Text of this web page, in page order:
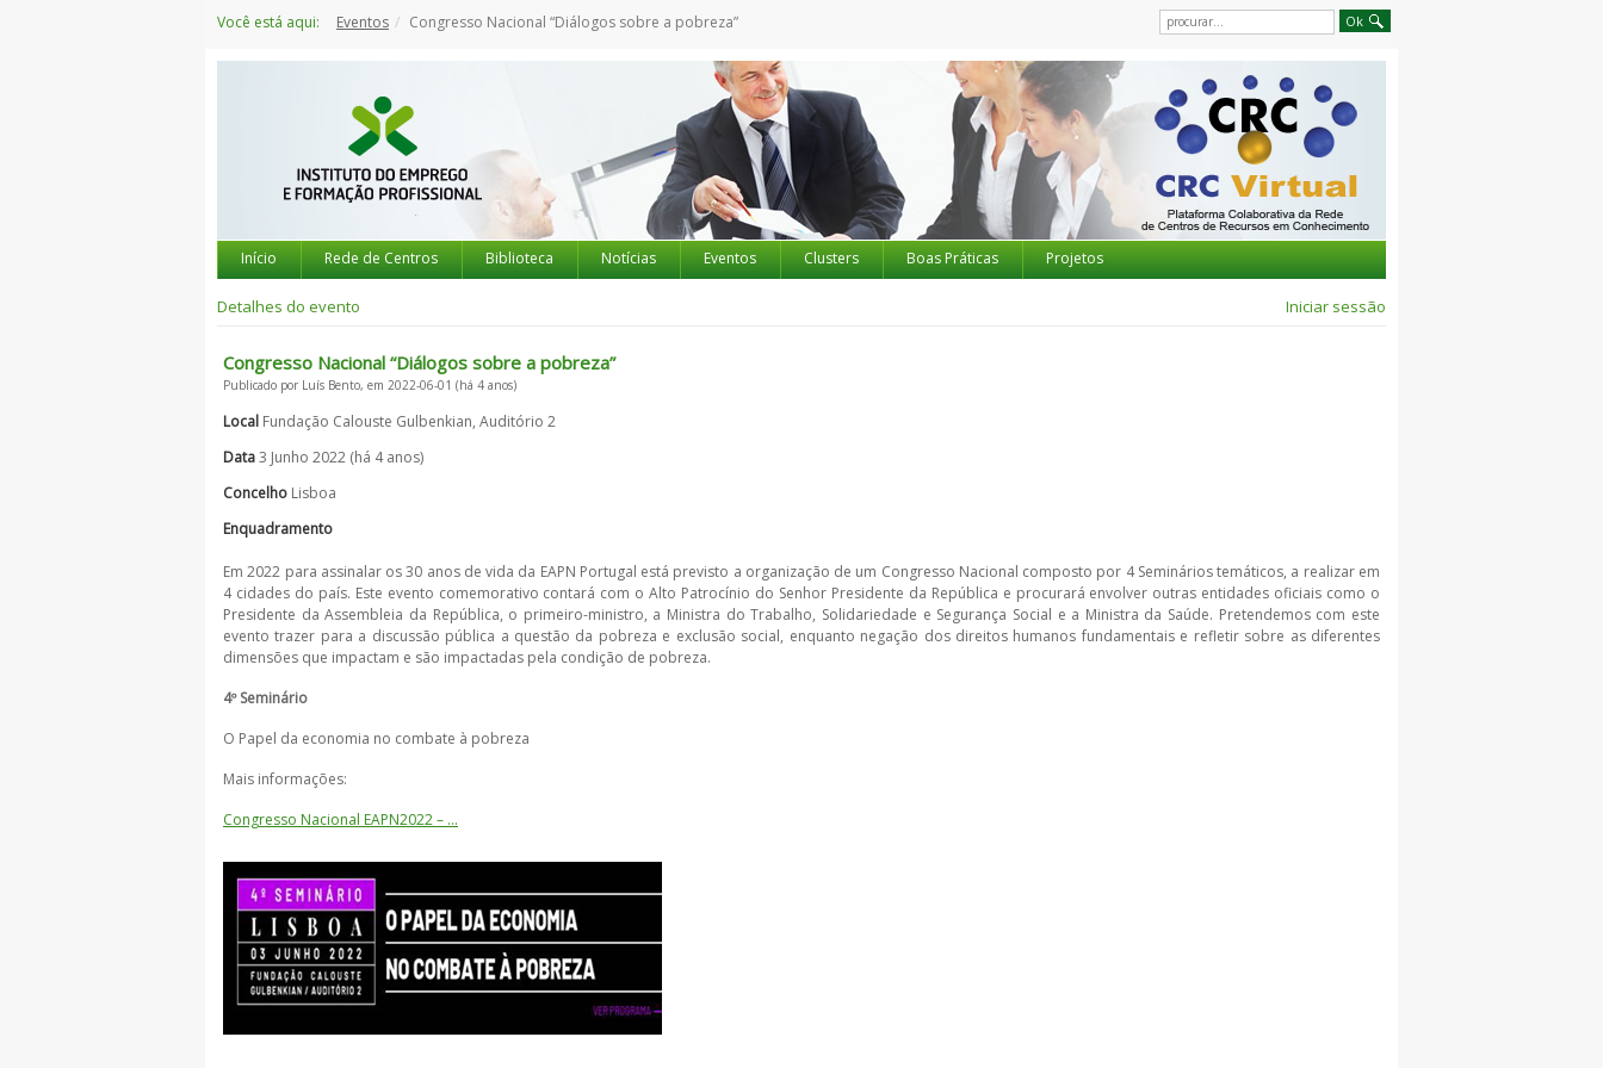
para
Você está aqui: Eventos Congresso Nacional “Diálogos sobre a pobreza”
Início Rede de Centros Biblioteca Notícias Eventos Clusters Boas Práticas Projetos
Detalhes do evento Iniciar sessão
Congresso Nacional “Diálogos sobre a pobreza”
Publicado por Luís Bento, em 2022-06-01 (há 4 anos)
Local Fundação Calouste Gulbenkian, Auditório 2
Data3 Junho 2022 (há 4 anos)
Concelho Lisboa
Enquadramento
Em 2022 para assinalar os 30 anos de vida da EAPN Portugal está previsto a organização de um Congresso Nacional composto por 4 Seminários temáticos, a realizar em
4 cidades do país. Este evento comemorativo contará com o Alto Patrocínio do Senhor Presidente da República e procurará envolver outras entidades oficiais como o
Presidente da Assembleia da República, o primeiro-ministro, a Ministra do Trabalho, Solidariedade e Segurança Social e a Ministra da Saúde. Pretendemos com este
evento trazer para a discussão pública a questão da pobreza e exclusão social, enquanto negação dos direitos humanos fundamentais e refletir sobre as diferentes
dimensões que impactam e são impactadas pela condição de pobreza.
4º Seminário
O Papel da economia no combate à pobreza
Mais informações:
Congresso Nacional EAPN2022 – …